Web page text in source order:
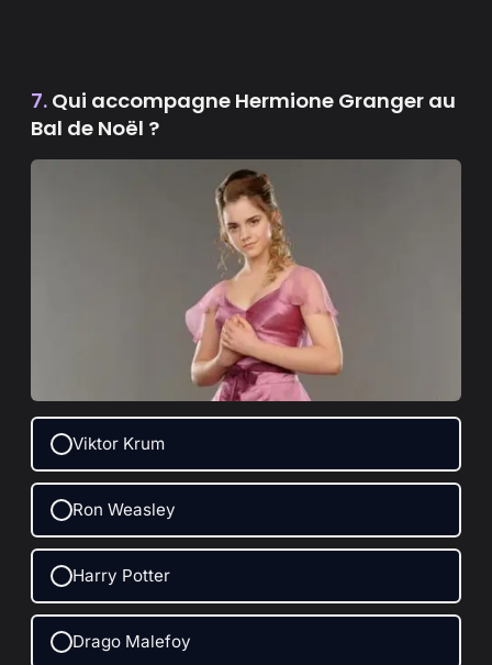
7. Qui accompagne Hermione Granger au
Bal de Noël ?
Viktor Krum
Ron Weasley
Harry Potter
Drago Malefoy